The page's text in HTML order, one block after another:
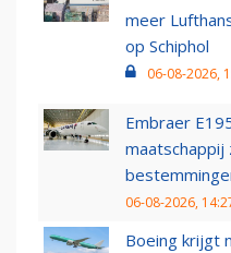
meer
op Schiphol
06-08-2026,
Embraer
maatschappij
06-08-2026,
Boeing krijgt